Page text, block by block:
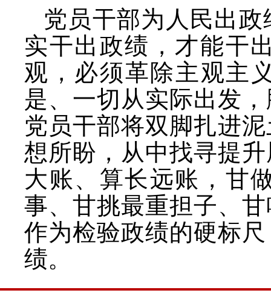
党员干部为人民出
实干出政绩，才能干
观，必须革除主观主
是、一切从实际出发
党员干部将双脚扎进
想所盼，从中找寻提
大账、算长远账，甘
事、甘挑最重担子、
作为检验政绩的硬标
绩。